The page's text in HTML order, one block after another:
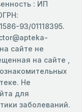
: ИП
93/01118395.
сайте не
на сайте ,
Не
для
заболеваний.